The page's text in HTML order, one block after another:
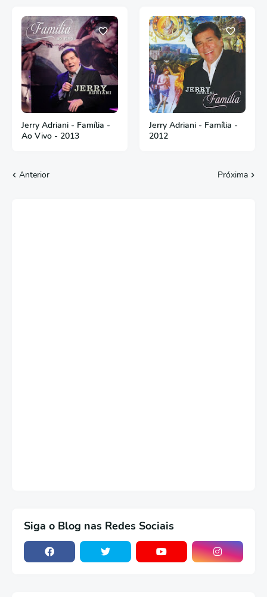
Jerry Adriani - Família -
Ao Vivo - 2013
Jerry Adriani - Família -
2012
Anterior Próxima
Siga o Blog nas Redes Sociais